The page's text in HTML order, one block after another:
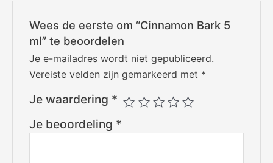
Wees de eerste om “Cinnamon Bark 5
ml” te beoordelen
Je e-mailadres wordt niet gepubliceerd.
Vereiste velden zijn gemarkeerd met *
Je waardering *
Je beoordeling *